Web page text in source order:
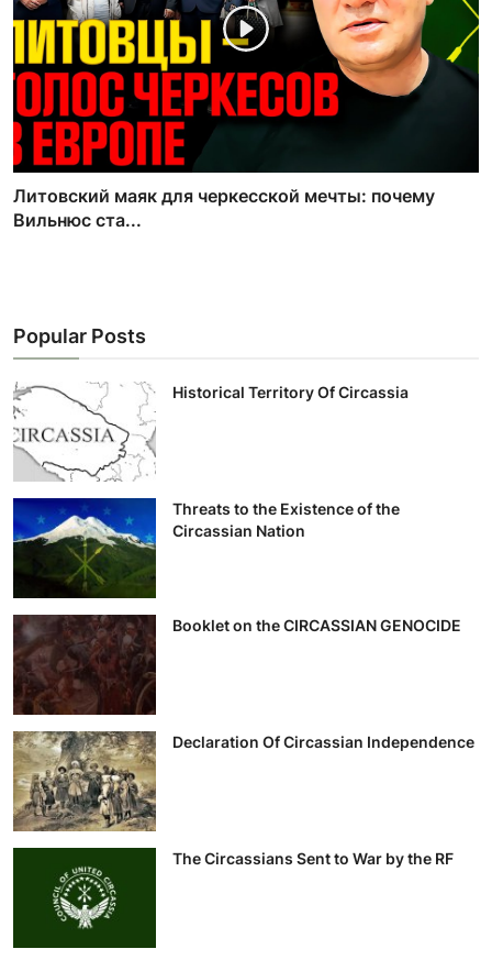
Литовский маяк для черкесской мечты: почему
Вильнюс ста...
Popular Posts
Historical Territory Of Circassia
Threats to the Existence of the
Circassian Nation
Booklet on the CIRCASSIAN GENOCIDE
Declaration Of Circassian Independence
The Circassians Sent to War by the RF